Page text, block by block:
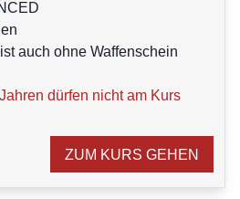
auch ohne Waffenschein
dürfen nicht am Kurs
ZUM KURS GEHEN